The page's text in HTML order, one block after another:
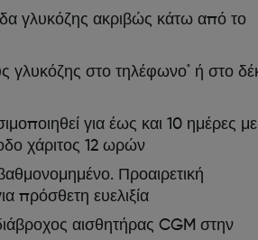
γλυκόζης ακριβώς κάτω από το
γλυκόζης στο τηλέφωνο°
ή στο
για έως και 10 ημέρες με
χάριτος 12 ωρών
Προαιρετική
πρόσθετη ευελιξία
αισθητήρας CGM στην